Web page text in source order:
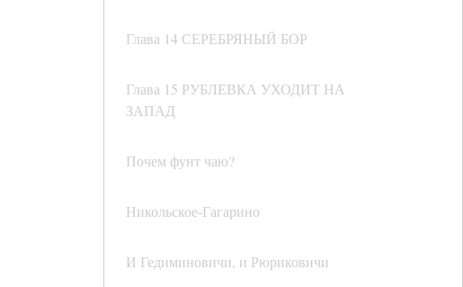
Глава 14 СЕРЕБРЯНЫЙ БОР
Глава 15 РУБЛЕВКА УХОДИТ НА
ЗАПАД
Почем фунт чаю?
Никольское-Гагарино
И Гедиминовичи, и Рюриковичи